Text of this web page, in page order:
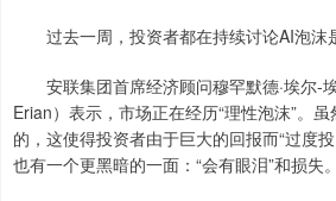
过去一周，投资者都在持续讨论AI泡沫
安联集团首席经济顾问穆罕默德·埃尔-
Erian）表示，市场正在经历“理性泡沫”。
的，这使得投资者由于巨大的回报而“过度
也有一个更黑暗的一面：“会有眼泪”和损失。